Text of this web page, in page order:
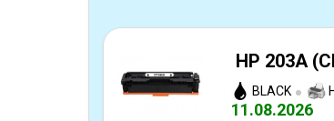
HP 203A
BLACK
11.08.2026